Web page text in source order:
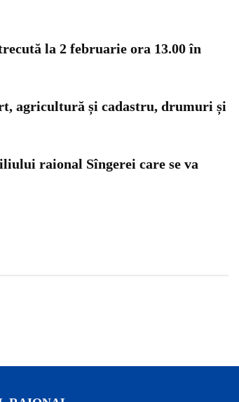
la 2 februarie ora 13.00 în
agricultură și cadastru, drumuri și
raional Sîngerei care se va